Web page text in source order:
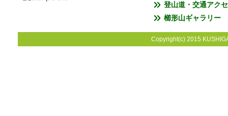
登山道・交通アク
櫛形山ギャラリー
Copyright(c) 2015